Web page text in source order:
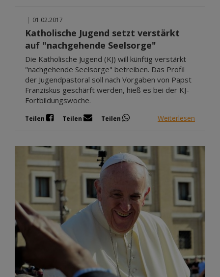
Jun 2026
Mai 2026
Apr 2026
Mär 2026
Feb 2026
Nov 2025
Sep 2025
| 01.02.2017
Katholische Jugend setzt verstärkt
auf "nachgehende Seelsorge"
Die Katholische Jugend (KJ) will künftig verstärkt
"nachgehende Seelsorge" betreiben. Das Profil
der Jugendpastoral soll nach Vorgaben von Papst
Franziskus geschärft werden, hieß es bei der KJ-
Fortbildungswoche.
Teilen Teilen Teilen Weiterlesen